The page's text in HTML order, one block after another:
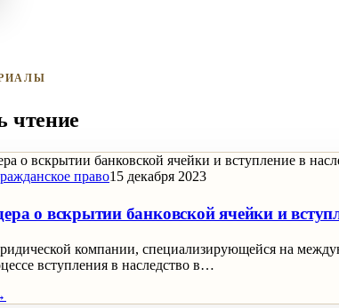
чтение
право15 декабря 2023
о вскрытии банковской ячейки и
компании, специализирующейся на
вступления в наследство в…